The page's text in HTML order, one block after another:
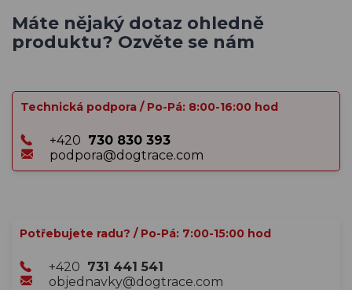
Máte nějaký dotaz ohledně
produktu? Ozvěte se nám
Technická podpora / Po-Pá: 8:00-16:00 hod
+420 730 830 393
podpora@dogtrace.com
Potřebujete radu? / Po-Pá: 7:00-15:00 hod
+420 731 441 541
objednavky@dogtrace.com